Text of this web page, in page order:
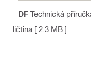
PDF Technická
ličtina [ 2.3 MB ]